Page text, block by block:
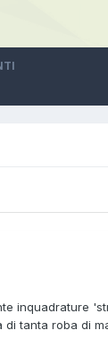
inquadrature
tanta roba di